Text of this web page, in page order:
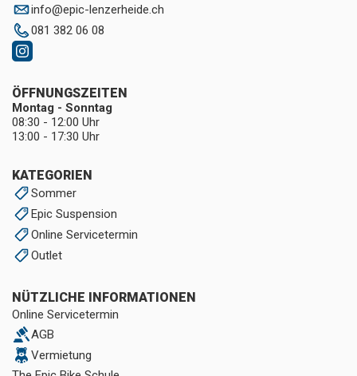
info@epic-lenzerheide.ch
081 382 06 08
KATEGORIEN
Sommer
Epic Suspension
Online Servicetermin
Outlet
NÜTZLICHE INFORMATIONEN
Online Servicetermin
AGB
Vermietung
ÖFFNUNGSZEITEN
Montag - Sonntag
08:30 - 12:00 Uhr
13:00 - 17:30 Uhr